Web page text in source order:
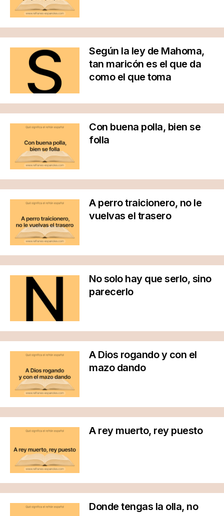
Según la ley de Mahoma,
tan maricón es el que da
como el que toma
Con buena polla, bien se
folla
A perro traicionero, no le
vuelvas el trasero
No solo hay que serlo, sino
parecerlo
A Dios rogando y con el
mazo dando
A rey muerto, rey puesto
Donde tengas la olla, no